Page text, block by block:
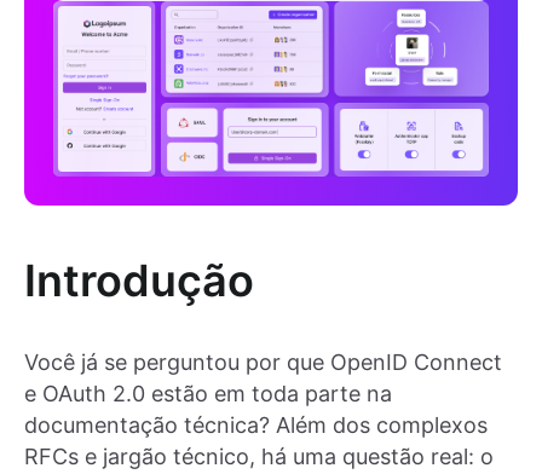
Introdução
Você já se perguntou por que OpenID Connect
e OAuth 2.0 estão em toda parte na
documentação técnica? Além dos complexos
RFCs e jargão técnico, há uma questão real: o